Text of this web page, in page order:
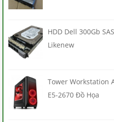
HDD Dell 300Gb
Likenew
Tower Workstation
E5-2670 Đồ Họa